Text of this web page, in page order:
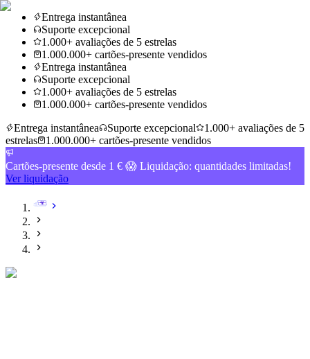
Entrega instantânea
Suporte excepcional
1.000+ avaliações de 5 estrelas
1.000.000+ cartões-presente vendidos
Entrega instantânea
Suporte excepcional
1.000+ avaliações de 5 estrelas
1.000.000+ cartões-presente vendidos
Entrega instantânea
Suporte excepcional
1.000+ avaliações de 5
estrelas
1.000.000+ cartões-presente vendidos
Cartões-presente desde 1 € 😱 Liquidação: quantidades limitadas!
Ver liquidação